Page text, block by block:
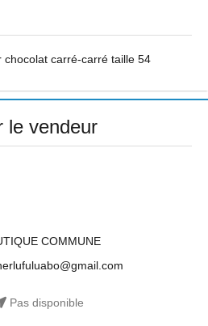
carré-carré taille 54
le vendeur
COMMUNE
Pas disponible